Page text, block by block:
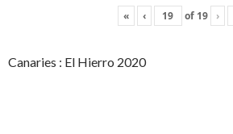
« ‹ of 19 ›
Canaries : El Hierro 2020